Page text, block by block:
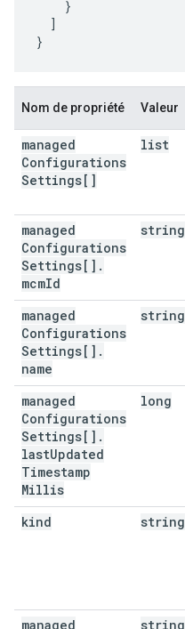
    }
  ]
}
Nom de propriété Valeur
managed
Configurations
Settings[]
list
managed
Configurations
Settings[] .
mcmId
string
managed
Configurations
Settings[] .
name
string
managed
Configurations
Settings[] .
lastUpdated
Timestamp
Millis
long
kind string
managed
string